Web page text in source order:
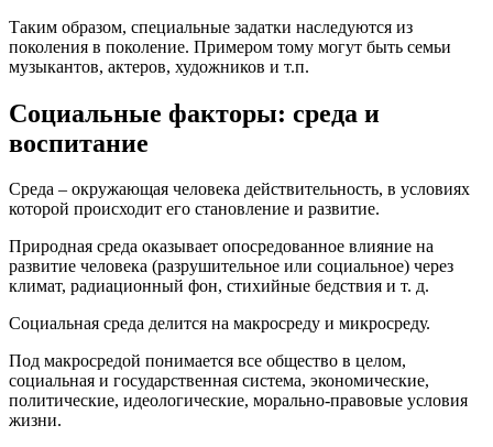
Таким образом, специальные задатки наследуются из
поколения в поколение. Примером тому могут быть семьи
музыкантов, актеров, художников и т.п.
Социальные факторы: среда и
воспитание
Среда – окружающая человека действительность, в условиях
которой происходит его становление и развитие.
Природная среда оказывает опосредованное влияние на
развитие человека (разрушительное или социальное) через
климат, радиационный фон, стихийные бедствия и т. д.
Социальная среда делится на макросреду и микросреду.
Под макросредой понимается все общество в целом,
социальная и государственная система, экономические,
политические, идеологические, морально-правовые условия
жизни.